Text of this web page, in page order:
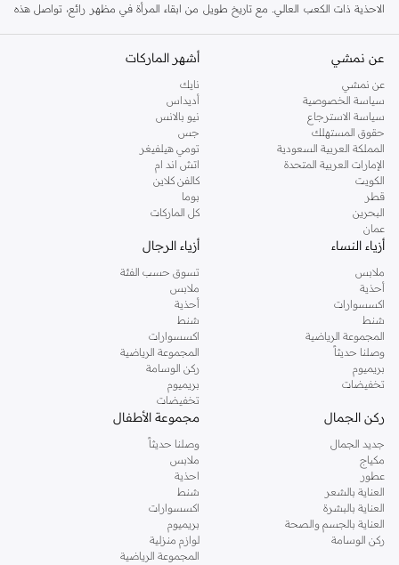
الاحذية ذات الكعب العالي. مع تاريخ طويل من ابقاء المرأة في مظهر رائع، تواصل هذه
كنت تقومين بتجديد خزانة ملابسك الملائمة للعمل، البحث عن فستان مثالي للحفلات او
اليه.
تسوقي دوروثي بيركنز اون لاين مسقط
تسوقي دوروثي بيركنز اون لاين من نمشي واستمتعي باكثر من الف ستايل من مجموعة
دوروثي بيركنز الشهيرة. تصفحي المجموعة كاملة في متجر دوروثي بيركنز اون لاين او
استخدمي القائمة لتحديد تجربة تسوق دوروثي بيركنز اون لاين. خدمة التوصيل السريعة
والدعم الاستثنائي يضمن لك تجربة تسوق ممتعة دائما مع نمشي.
عن نمشي
عن نمشي
سياسة الخصوصية
سياسة الاسترجاع
حقوق المستهلك
المملكة العربية السعودية
الإمارات العربية المتحدة
الكويت
قطر
البحرين
عمان
أشهر الماركات
نايك
أديداس
نيو بالانس
جس
تومي هيلفيغر
اتش اند ام
كالفن كلاين
بوما
كل الماركات
أزياء النساء
ملابس
أحذية
اكسسوارات
شنط
المجموعة الرياضية
وصلنا حديثاً
بريميوم
تخفيضات
أزياء الرجال
تسوق حسب الفئة
ملابس
أحذية
شنط
اكسسوارات
المجموعة الرياضية
ركن الوسامة
بريميوم
تخفيضات
ركن الجمال
جديد الجمال
مكياج
عطور
العناية بالشعر
العناية بالبشرة
العناية بالجسم والصحة
ركن الوسامة
مجموعة الأطفال
وصلنا حديثاً
ملابس
احذية
شنط
اكسسوارات
بريميوم
لوازم منزلية
المجموعة الرياضية